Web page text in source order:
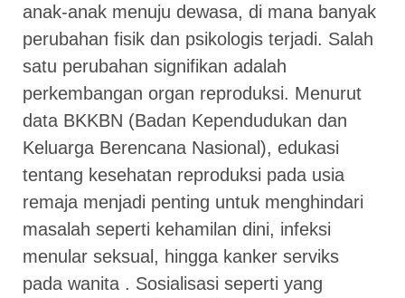
anak-anak menuju dewasa, di mana banyak
perubahan fisik dan psikologis terjadi. Salah
satu perubahan signifikan adalah
perkembangan organ reproduksi. Menurut
data BKKBN (Badan Kependudukan dan
Keluarga Berencana Nasional), edukasi
tentang kesehatan reproduksi pada usia
remaja menjadi penting untuk menghindari
masalah seperti kehamilan dini, infeksi
menular seksual, hingga kanker serviks
pada wanita . Sosialisasi seperti yang